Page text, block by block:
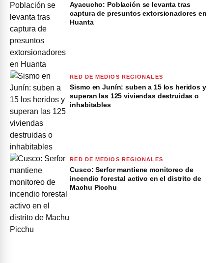
Ayacucho: Población se levanta tras
captura de presuntos extorsionadores en
Huanta
RED DE MEDIOS REGIONALES
Sismo en Junín: suben a 15 los heridos y
superan las 125 viviendas destruidas o
inhabitables
RED DE MEDIOS REGIONALES
Cusco: Serfor mantiene monitoreo de
incendio forestal activo en el distrito de
Machu Picchu